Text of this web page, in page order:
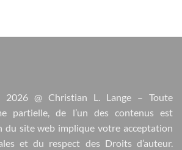
2026 @ Christian L. Lange – Toute
partielle, de l’un des contenus est
du site web implique votre acceptation
et du respect des Droits d’auteur.